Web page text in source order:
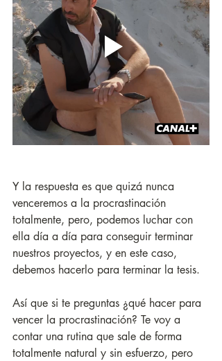
Y la respuesta es que quizá nunca
venceremos a la procrastinación
totalmente, pero, podemos luchar con
ella día a día para conseguir terminar
nuestros proyectos, y en este caso,
debemos hacerlo para terminar la tesis.
Así que si te preguntas ¿qué hacer para
vencer la procrastinación? Te voy a
contar una rutina que sale de forma
totalmente natural y sin esfuerzo, pero